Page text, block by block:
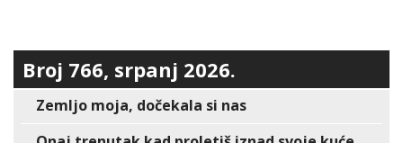
Broj 766, srpanj 2026.
Zemljo moja, dočekala si nas